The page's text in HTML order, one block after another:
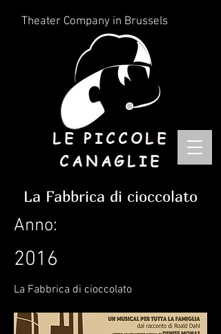
LE PICCOLE
CANAGLIE
Theater Company in Brussels
La Fabbrica di cioccolato
La Fabbrica di cioccolato
Anno:
2016